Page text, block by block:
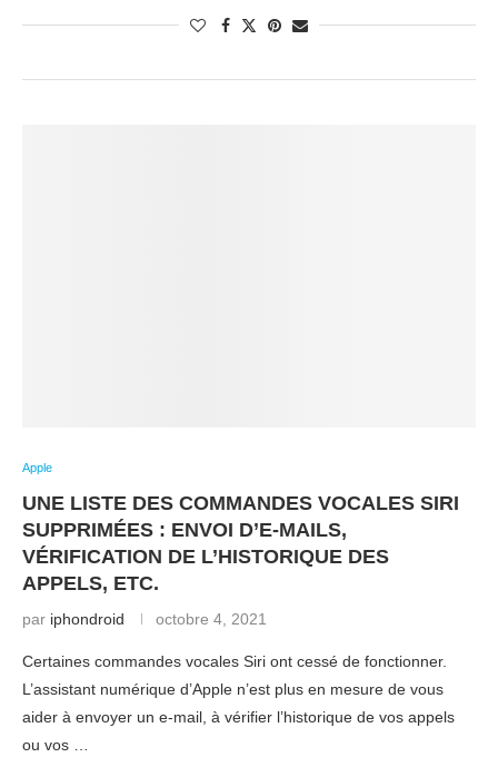
Apple
UNE LISTE DES COMMANDES VOCALES SIRI
SUPPRIMÉES : ENVOI D’E-MAILS,
VÉRIFICATION DE L’HISTORIQUE DES
APPELS, ETC.
par iphondroid octobre 4, 2021
Certaines commandes vocales Siri ont cessé de fonctionner.
L’assistant numérique d’Apple n’est plus en mesure de vous
aider à envoyer un e-mail, à vérifier l’historique de vos appels
ou vos …